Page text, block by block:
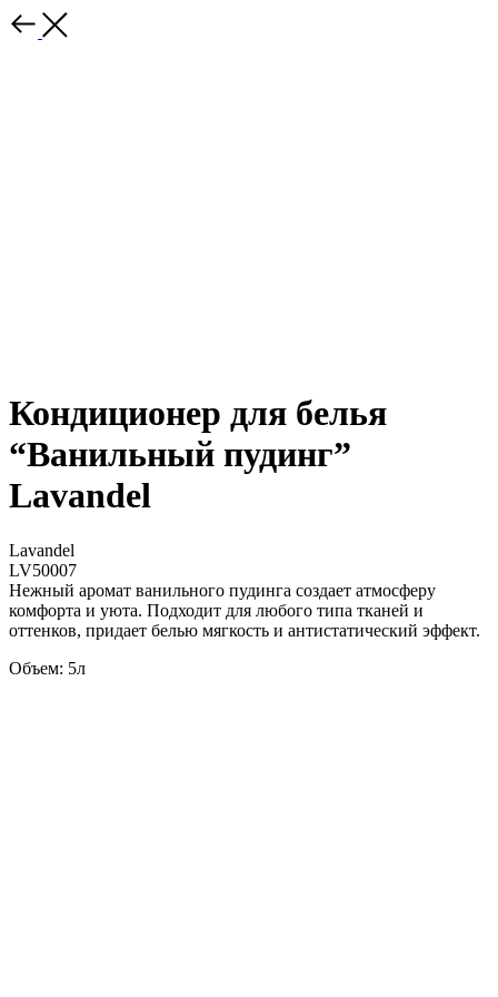
Кондиционер для белья
“Ванильный пудинг”
Lavandel
Lavandel
LV50007
Нежный аромат ванильного пудинга создает атмосферу
комфорта и уюта. Подходит для любого типа тканей и
оттенков, придает белью мягкость и антистатический эффект.
Объем: 5л